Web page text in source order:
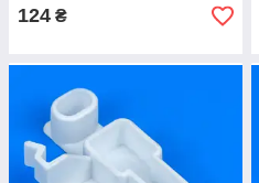
124 ₴